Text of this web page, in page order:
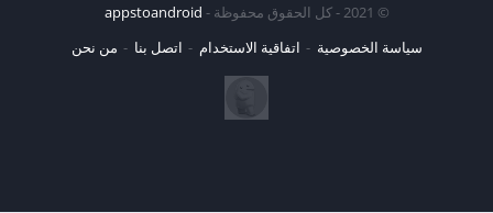
© 2021 - كل الحقوق محفوظة -
appstoandroid
سياسة الخصوصية
اتفاقية الاستخدام اتصل بنا من نحن